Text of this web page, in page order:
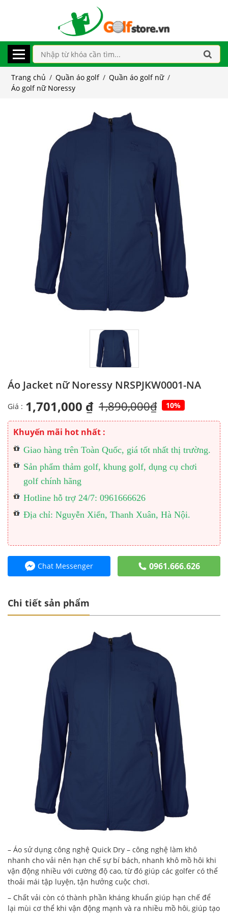
Trang chủ / Quần áo golf / Quần áo golf nữ /
Áo golf nữ Noressy
Áo Jacket nữ Noressy NRSPJKW0001-NA
Giá : 1,701,000 ₫ 1,890,000₫ 10%
Khuyến mãi hot nhất :
Giao hàng trên Toàn Quốc, giá tốt nhất thị trường.
Sản phẩm thảm golf, khung golf, dụng cụ chơi
golf chính hãng
Hotline hỗ trợ 24/7: 0961666626
Địa chỉ: Nguyễn Xiển, Thanh Xuân, Hà Nội.
Chat Messenger 0961.666.626
Chi tiết sản phẩm
– Áo sử dụng công nghệ Quick Dry – công nghệ làm khô
nhanh cho vải nên hạn chế sự bí bách, nhanh khô mồ hôi khi
vận động nhiều với cường độ cao, từ đó giúp các golfer có thể
thoải mái tập luyện, tận hưởng cuộc chơi.
– Chất vải còn có thành phần kháng khuẩn giúp hạn chế để
lại mùi cơ thể khi vận động mạnh và ra nhiều mồ hôi, giúp tạo